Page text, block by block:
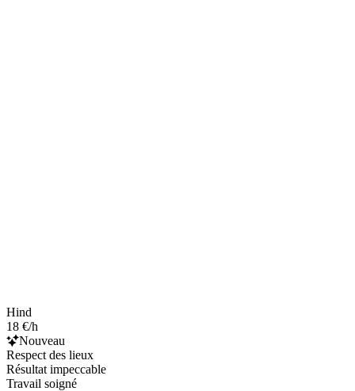
Hind
18 €/h
Nouveau
Respect des lieux
Résultat impeccable
Travail soigné